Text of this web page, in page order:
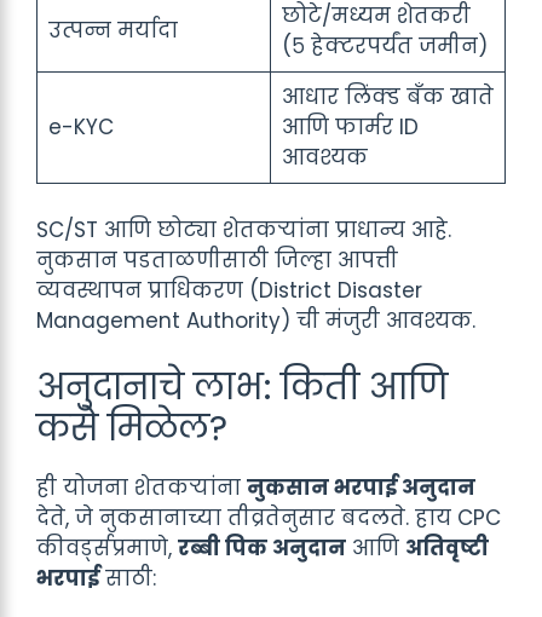
उत्पन्न मर्यादा
छोटे/मध्यम शेतकरी
(५ हेक्टरपर्यंत जमीन)
e-KYC
आधार लिंक्ड बँक खाते
आणि फार्मर ID
आवश्यक
SC/ST आणि छोट्या शेतकऱ्यांना प्राधान्य आहे.
नुकसान पडताळणीसाठी जिल्हा आपत्ती
व्यवस्थापन प्राधिकरण (District Disaster
Management Authority) ची मंजुरी आवश्यक.
अनुदानाचे लाभ: किती आणि
कसे मिळेल?
ही योजना शेतकऱ्यांना नुकसान भरपाई अनुदान
देते, जे नुकसानाच्या तीव्रतेनुसार बदलते. हाय CPC
कीवर्ड्सप्रमाणे, रब्बी पिक अनुदान आणि अतिवृष्टी
भरपाईसाठी: